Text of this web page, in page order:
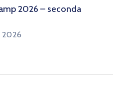
2026 – seconda
2026